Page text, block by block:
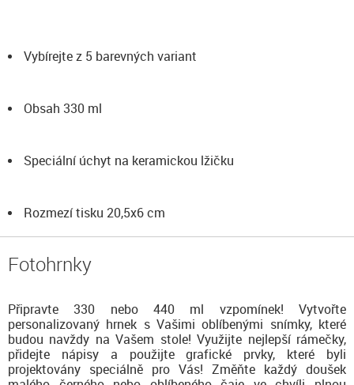
Vybírejte z 5 barevných variant
Obsah 330 ml
Speciální úchyt na keramickou lžičku
Rozmezí tisku 20,5x6 cm
Fotohrnky
Připravte 330 nebo 440 ml vzpomínek! Vytvořte
personalizovaný hrnek s Vašimi oblíbenými snímky, které
budou navždy na Vašem stole! Využijte nejlepší rámečky,
přidejte nápisy a použijte grafické prvky, které byli
projektovány speciálně pro Vás! Změňte každý doušek